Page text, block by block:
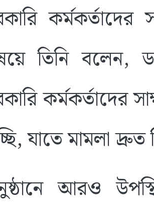
কর্মকর্তাদের
তিনি বলেন,
কর্মকর্তাদের
যাতে মামলা দ্রুত
আরও